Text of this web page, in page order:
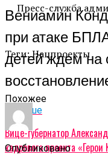
Пресс-служба
Теги: Нацпроекты
Похожее
Дальше
Вице-губернатор
кадрового проекта «Герои
Вениамин
при атаке
детей ждем на
Опубликовано